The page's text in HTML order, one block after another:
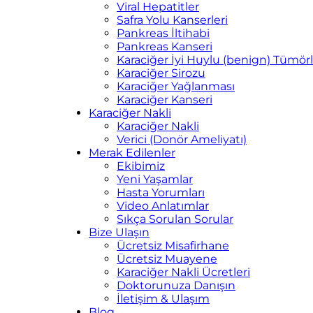
Viral Hepatitler
Safra Yolu Kanserleri
Pankreas İltihabi
Pankreas Kanseri
Karaciğer İyi Huylu (benign)
Karaciğer Sirozu
Karaciğer Yağlanması
Karaciğer Kanseri
Karaciğer Nakli
Karaciğer Nakli
Verici (Donör Ameliyatı)
Merak Edilenler
Ekibimiz
Yeni Yaşamlar
Hasta Yorumları
Video Anlatımlar
Sıkça Sorulan Sorular
Bize Ulaşın
Ücretsiz Misafirhane
Ücretsiz Muayene
Karaciğer Nakli Ücretleri
Doktorunuza Danışın
İletişim & Ulaşım